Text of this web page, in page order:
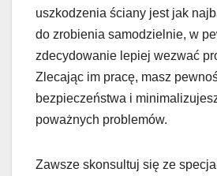
uszkodzenia ściany jest jak
do zrobienia samodzielnie, w
zdecydowanie lepiej wezwać
Zlecając im pracę, masz
bezpieczeństwa i
poważnych problemów.
Zawsze skonsultuj się ze